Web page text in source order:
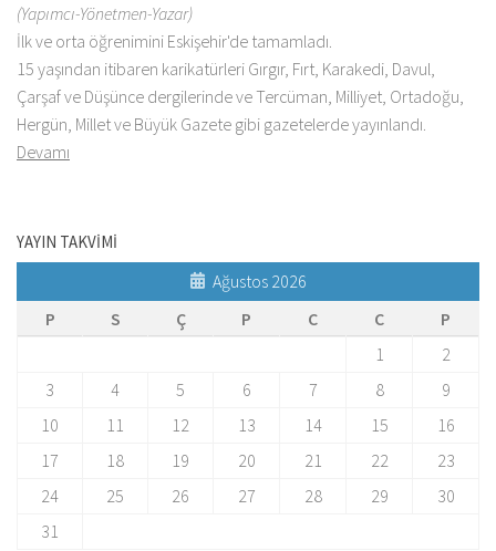
(Yapımcı-Yönetmen-Yazar)
İlk ve orta öğrenimini Eskişehir'de tamamladı.
15 yaşından itibaren karikatürleri Gırgır, Fırt, Karakedi, Davul,
Çarşaf ve Düşünce dergilerinde ve Tercüman, Milliyet, Ortadoğu,
Hergün, Millet ve Büyük Gazete gibi gazetelerde yayınlandı.
Devamı
YAYIN TAKVİMİ
Ağustos 2026
P
S Ç P C C
P
1
2
3
4 5 6 7 8
9
10
11 12 13 14 15
16
17
18 19 20 21 22
23
24
25 26 27 28 29
30
31